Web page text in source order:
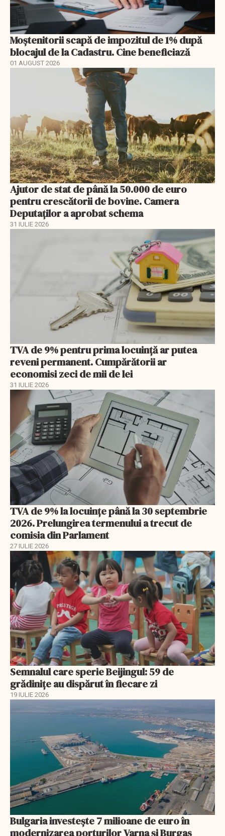
Moștenitorii scapă de impozitul de 1% după
blocajul de la Cadastru. Cine beneficiază
01 AUGUST 2026
Ajutor de stat de până la 50.000 de euro
pentru crescătorii de bovine. Camera
Deputaților a aprobat schema
31 IULIE 2026
TVA de 9% pentru prima locuință ar putea
reveni permanent. Cumpărătorii ar
economisi zeci de mii de lei
31 IULIE 2026
TVA de 9% la locuințe până la 30 septembrie
2026. Prelungirea termenului a trecut de
comisia din Parlament
27 IULIE 2026
Semnalul care sperie Beijingul: 59 de
grădinițe au dispărut în fiecare zi
19 IULIE 2026
Bulgaria investește 7 milioane de euro în
modernizarea porturilor Varna și Burgas